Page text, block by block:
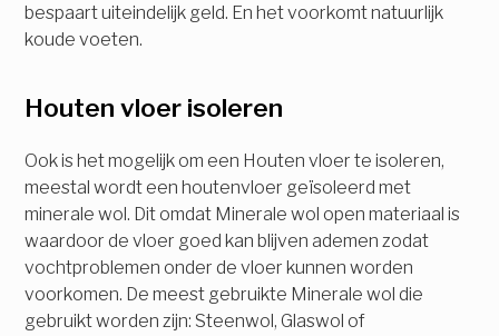
bespaart uiteindelijk geld. En het voorkomt natuurlijk
koude voeten.
Houten vloer isoleren
Ook is het mogelijk om een Houten vloer te isoleren,
meestal wordt een houtenvloer geïsoleerd met
minerale wol. Dit omdat Minerale wol open materiaal is
waardoor de vloer goed kan blijven ademen zodat
vochtproblemen onder de vloer kunnen worden
voorkomen. De meest gebruikte Minerale wol die
gebruikt worden zijn: Steenwol, Glaswol of